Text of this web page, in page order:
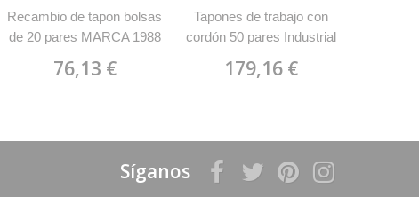
Recambio de tapon bolsas
de 20 pares MARCA 1988
76,13 €
Tapones de trabajo con
cordón 50 pares Industrial
179,16 €
Síganos